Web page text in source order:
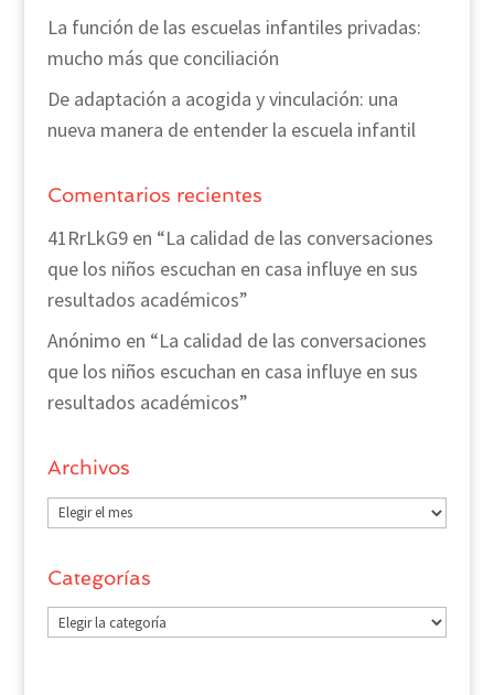
La función de las escuelas infantiles privadas:
mucho más que conciliación
De adaptación a acogida y vinculación: una
nueva manera de entender la escuela infantil
Comentarios recientes
41RrLkG9en “La calidad de las conversaciones
que los niños escuchan en casa influye en sus
resultados académicos”
Anónimo en “La calidad de las conversaciones
que los niños escuchan en casa influye en sus
resultados académicos”
Archivos
Archivos
Categorías
Categorías